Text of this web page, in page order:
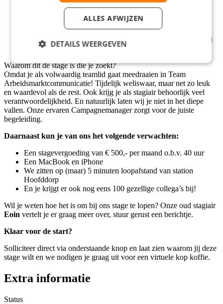
marketing, commerciële economie of soortgelijk;
Je bent op zoek naar een meewerkstage voor 32-40 uur per
Je bent 3 tot 5 maanden beschikbaar vanaf september 2025;
Je hebt interessante ideeën over marketingcampagnes, social
media campagnes en doelgroepen.
Waarom dit de stage is die je zoekt?
Omdat je als volwaardig teamlid gaat meedraaien in Team
Arbeidsmarktcommunicatie! Tijdelijk weliswaar, maar net zo leuk
en waardevol als de rest. Ook krijg je als stagiair behoorlijk veel
verantwoordelijkheid. En natuurlijk laten wij je niet in het diepe
vallen. Onze ervaren Campagnemanager zorgt voor de juiste
begeleiding.
Daarnaast kun je van ons het volgende verwachten:
Een stagevergoeding van € 500,- per maand o.b.v. 40 uur
Een MacBook en iPhone
We zitten op (maar) 5 minuten loopafstand van station
Hoofddorp
En je krijgt er ook nog eens 100 gezellige collega’s bij!
Wil je weten hoe het is om bij ons stage te lopen? Onze oud stagiair
Eoin vertelt je er graag meer over, stuur gerust een berichtje.
Klaar voor de start?
Solliciteer direct via onderstaande knop en laat zien waarom jij deze
stage wilt en we nodigen je graag uit voor een virtuele kop koffie.
Extra informatie
Status
ALLES AFWIJZEN
DETAILS WEERGEVEN